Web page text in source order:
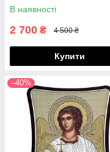
В наявності
2 700 ₴ 4 500 ₴
Купити
–40%